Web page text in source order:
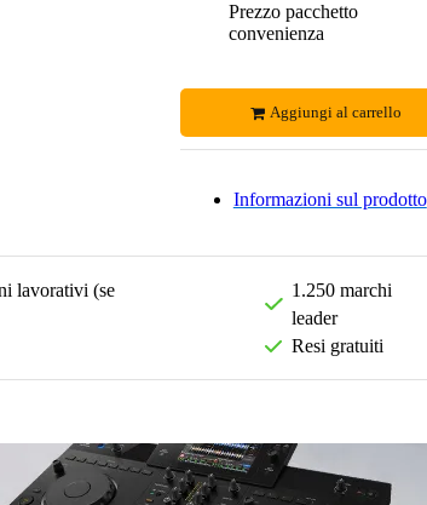
Prezzo pacchetto
convenienza
Aggiungi al carrello
Informazioni sul prodotto
lavorativi (se
1.250 marchi
leader
Resi gratuiti